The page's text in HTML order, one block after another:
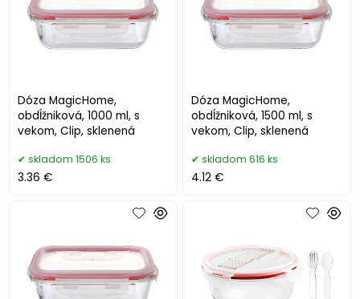
Dóza MagicHome,
obdĺžniková, 1000 ml, s
vekom, Clip, sklenená
skladom 1506 ks
3.36 €
Dóza MagicHome,
obdĺžniková, 1500 ml, s
vekom, Clip, sklenená
skladom 616 ks
4.12 €